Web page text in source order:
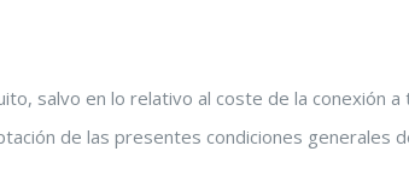
salvo en lo relativo al coste de la
de las presentes condiciones generales